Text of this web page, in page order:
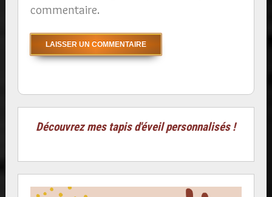
commentaire.
Découvrez mes tapis d'éveil personnalisés !